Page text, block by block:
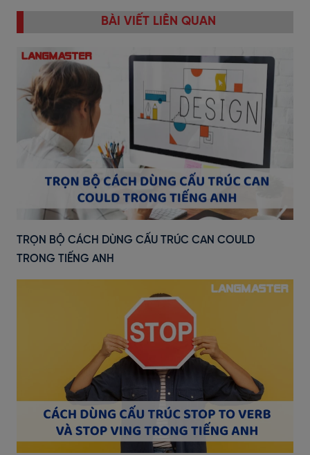
BÀI VIẾT LIÊN QUAN
TRỌN BỘ CÁCH DÙNG CẤU TRÚC CAN COULD
TRONG TIẾNG ANH